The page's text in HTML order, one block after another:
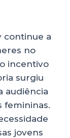
continue a
no
incentivo
surgiu
audiência
femininas.
jovens